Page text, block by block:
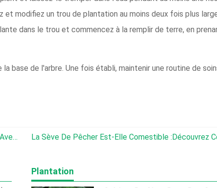
et modifiez un trou de plantation au moins deux fois plus
dans le trou et commencez à la remplir de terre, en
base de l'arbre. Une fois établi, maintenir une routine de
Peach Phytophthora Root Rot – Comment Traiter Une Pêche Avec Phytophthora Pourriture La Sève De Pêcher Est-Elle Comestible :découvrez Comment Manger De La
Plantation